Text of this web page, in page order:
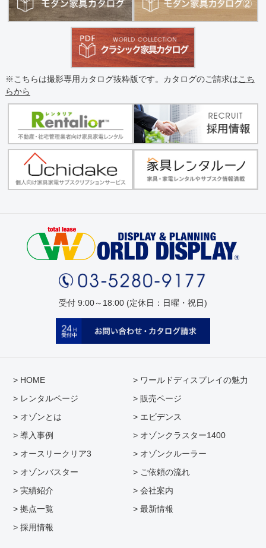
※こちらは撮影専用カタログ抜粋版です。カタログのご請求はこち
らから
受付 9:00～18:00 (定休日：日曜・祝日)
> HOME
> ワールドディスプレイの魅力
> レンタルページ
> 販売ページ
> オゾンとは
> エビデンス
> 導入事例
> オゾンクラスター1400
> オースリークリア3
> オゾンクルーラー
> オゾンバスター
> ご依頼の流れ
> 実績紹介
> 会社案内
> 拠点一覧
> 最新情報
> 採用情報